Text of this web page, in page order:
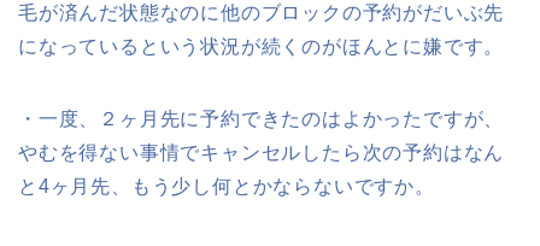
毛が済んだ状態なのに他のブロックの予約がだいぶ先
になっているという状況が続くのがほんとに嫌です。
・一度、２ヶ月先に予約できたのはよかったですが、
やむを得ない事情でキャンセルしたら次の予約はなん
と4ヶ月先、もう少し何とかならないですか。